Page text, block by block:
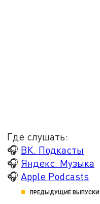
Где слушать:
🎧 ВК. Подкасты
🎧 Яндекс. Музыка
🎧Apple Podcasts
ПРЕДЫДУЩИЕ ВЫПУСКИ